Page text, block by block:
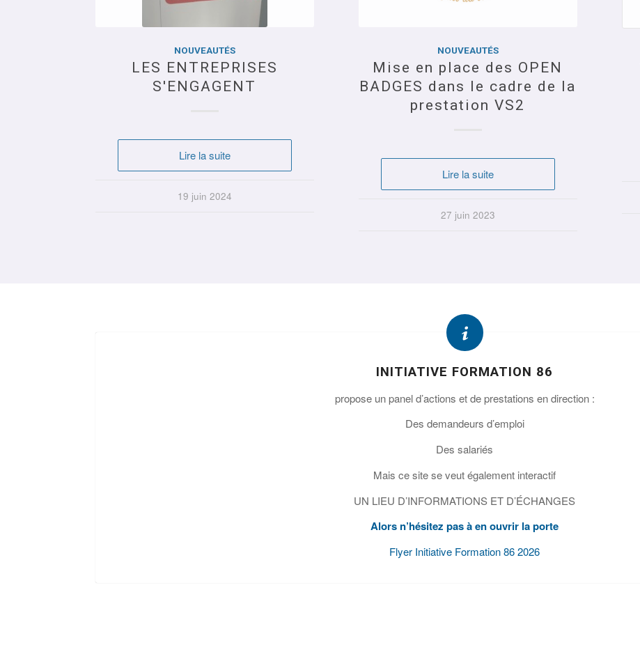
NOUVEAUTÉS
LES ENTREPRISES
S'ENGAGENT
Lire la suite
19 juin 2024
NOUVEAUTÉS
Mise en place des OPEN
BADGES dans le cadre de la
prestation VS2
Lire la suite
27 juin 2023
NOUVEAUTÉS
PARCOURS EMPLOI SANTE
Lire la suite
NOUVEAUTÉS
CREATION D' UN ESPACE
CO-WORKING A POITIERS
EN JUILLET
Lire la suite
30 août 2021
INITIATIVE FORMATION 86
propose un panel d’actions et de prestations en direction :
Des demandeurs d’emploi
Des salariés
Mais ce site se veut également interactif
UN LIEU D’INFORMATIONS ET D’ÉCHANGES
Alors n’hésitez pas à en ouvrir la porte
Flyer Initiative Formation 86 2026